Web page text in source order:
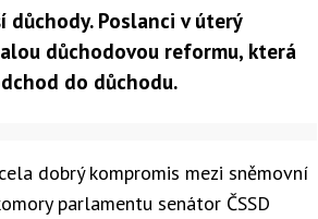
důchody. Poslanci v úterý
důchodovou reformu, která
do důchodu.
dobrý kompromis mezi sněmovní
parlamentu senátor ČSSD